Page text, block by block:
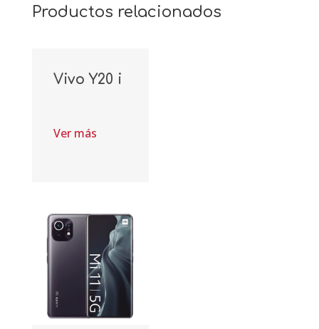
Productos relacionados
Vivo Y20 i
Ver más